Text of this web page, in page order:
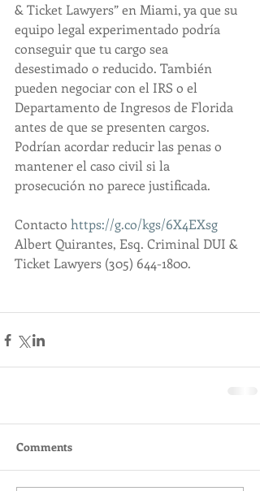
& Ticket Lawyers” en Miami, ya que su
equipo legal experimentado podría
conseguir que tu cargo sea
desestimado o reducido. También
pueden negociar con el IRS o el
Departamento de Ingresos de Florida
antes de que se presenten cargos.
Podrían acordar reducir las penas o
mantener el caso civil si la
prosecución no parece justificada.
Contacto https://g.co/kgs/6X4EXsg
Albert Quirantes, Esq. Criminal DUI &
Ticket Lawyers (305) 644-1800.
Comments